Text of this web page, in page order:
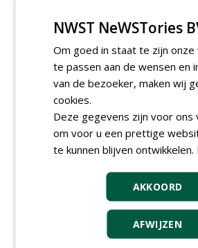
GREEN OUTLET
Iedereen kan gratis kleine
plaatsen via zijn eigen
Plaats een gratis advertentie
AGENDA
NWST NeWSTories
Om goed in staat te zijn onze
te passen aan de wensen en
van de bezoeker, maken wij
cookies.
Deze gegevens zijn voor ons
om voor u een prettige
te kunnen blijven ontwikkelen.
AKKOORD
AFWIJZEN